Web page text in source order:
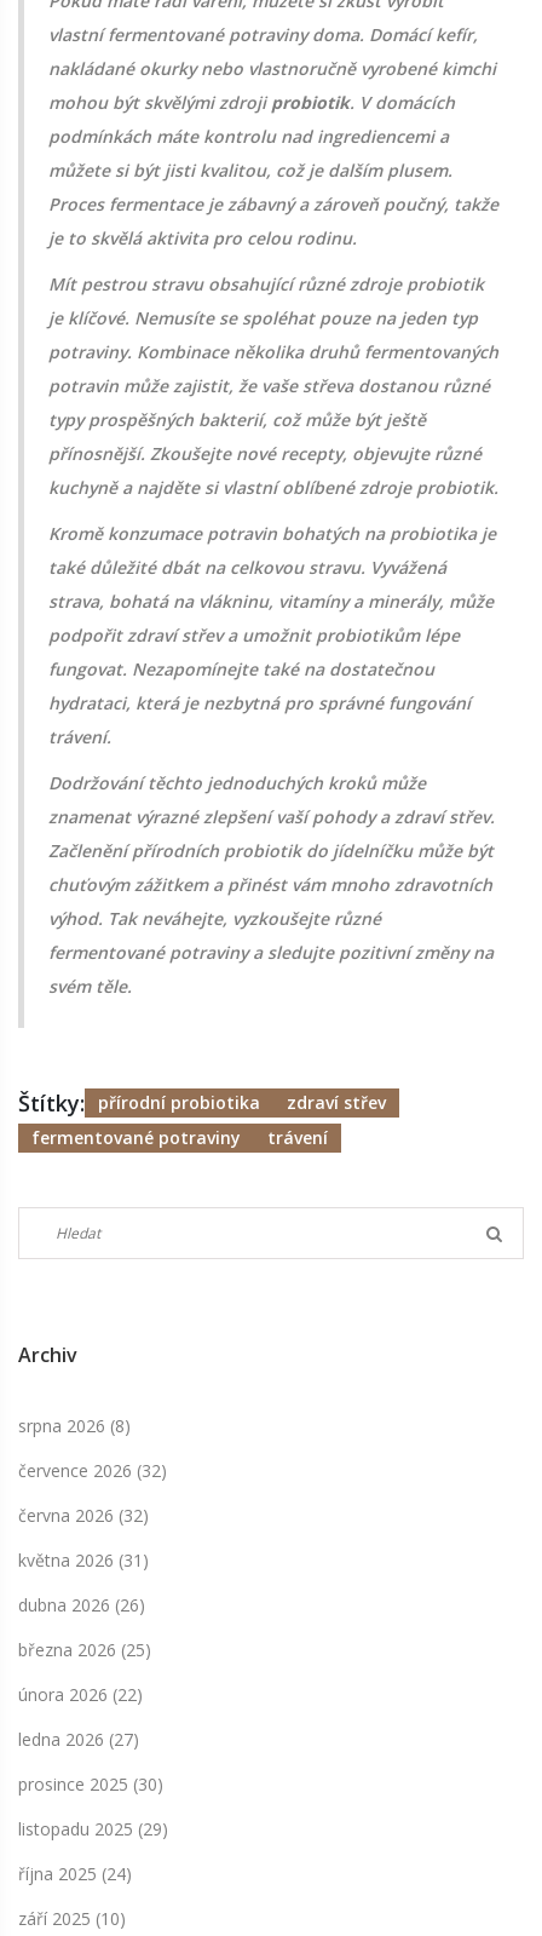
vlastní fermentované potraviny doma. Domácí kefír,
nakládané okurky nebo vlastnoručně vyrobené kimchi
mohou být skvělými zdrojiprobiotik. V domácích
podmínkách máte kontrolu nad ingrediencemi a
můžete si být jisti kvalitou, což je dalším plusem.
Proces fermentace je zábavný a zároveň poučný, takže
je to skvělá aktivita pro celou rodinu.
Mít pestrou stravu obsahující různé zdroje probiotik
je klíčové. Nemusíte se spoléhat pouze na jeden typ
potraviny. Kombinace několika druhů fermentovaných
potravin může zajistit, že vaše střeva dostanou různé
typy prospěšných bakterií, což může být ještě
přínosnější. Zkoušejte nové recepty, objevujte různé
kuchyně a najděte si vlastní oblíbené zdroje probiotik.
Kromě konzumace potravin bohatých na probiotika je
také důležité dbát na celkovou stravu. Vyvážená
strava, bohatá na vlákninu, vitamíny a minerály, může
podpořit zdraví střev a umožnit probiotikům lépe
fungovat. Nezapomínejte také na dostatečnou
hydrataci, která je nezbytná pro správné fungování
trávení.
Dodržování těchto jednoduchých kroků může
znamenat výrazné zlepšení vaší pohody a zdraví střev.
Začlenění přírodních probiotik do jídelníčku může být
chuťovým zážitkem a přinést vám mnoho zdravotních
výhod. Tak neváhejte, vyzkoušejte různé
fermentované potraviny a sledujte pozitivní změny na
svém těle.
Štítky: přírodní probiotika
zdraví střev
fermentované potraviny
trávení
Archiv
srpna 2026 (8)
července 2026 (32)
června 2026 (32)
května 2026 (31)
dubna 2026 (26)
března 2026 (25)
února 2026 (22)
ledna 2026 (27)
prosince 2025 (30)
listopadu 2025 (29)
října 2025 (24)
září 2025 (10)